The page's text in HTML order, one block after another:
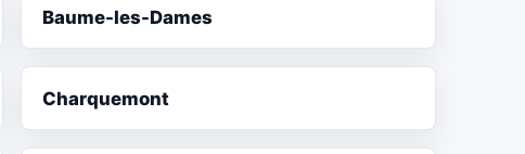
Baume-les-Dames
Charquemont